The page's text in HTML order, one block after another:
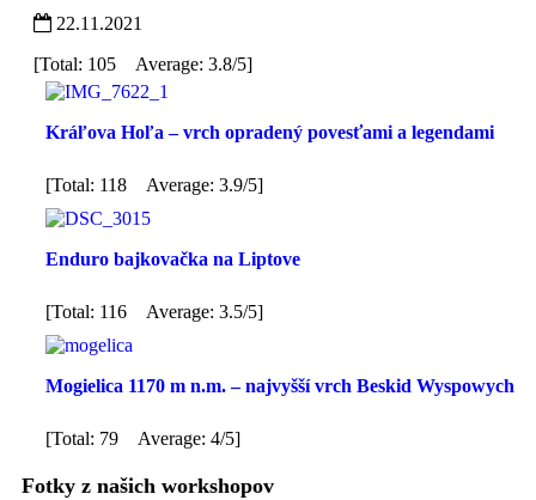
22.11.2021
[Total: 105 Average: 3.8/5]
Kráľova Hoľa – vrch opradený povesťami a legendami
[Total: 118 Average: 3.9/5]
Enduro bajkovačka na Liptove
[Total: 116 Average: 3.5/5]
Mogielica 1170 m n.m. – najvyšší vrch Beskid Wyspowych
[Total: 79 Average: 4/5]
Fotky z našich workshopov